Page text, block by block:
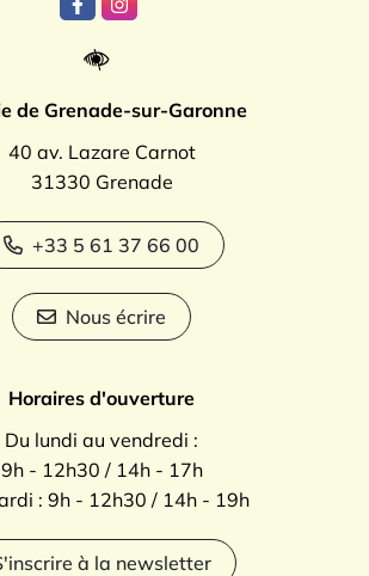
Lien vers le compte Facebook
Lien vers le compte
de Grenade-sur-Garonne
40 av. Lazare Carnot
31330 Grenade
+33 5 61 37 66 00
Nous écrire
Horaires d'ouverture
Du lundi au vendredi :
9h - 12h30 / 14h - 17h
: 9h - 12h30 / 14h - 19h
à la newsletter